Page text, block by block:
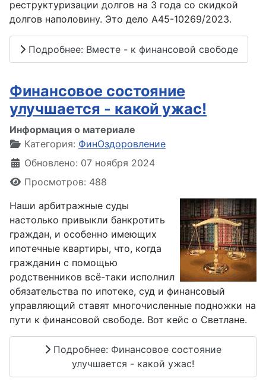
реструктуризации долгов на 3 года со скидкой
долгов наполовину. Это дело А45-10269/2023.
Подробнее: Вместе - к финансовой свободе
Финансовое состояние
улучшается - какой ужас!
Информация о материале
Категория: ФинОздоровление
Обновлено: 07 ноября 2024
Просмотров: 488
Наши арбитражные суды
настолько привыкли банкротить
граждан, и особенно имеющих
ипотечные квартиры, что, когда
гражданин с помощью
родственников всё-таки исполнил
обязательства по ипотеке, суд и финансовый
управляющий ставят многочисленные подножки на
пути к финансовой свободе. Вот кейс о Светлане.
Подробнее: Финансовое состояние
улучшается - какой ужас!